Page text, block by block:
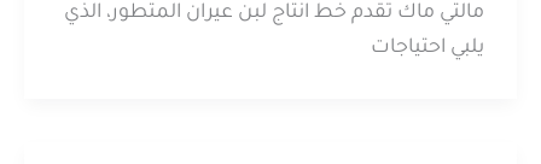
مالتي ماك تقدم خط انتاج لبن عيران المتطور، الذي
يلبي احتياجات